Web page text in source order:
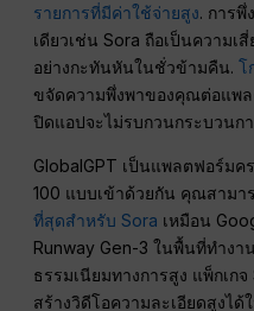
รายการที่มีค่าใช้จ่ายสูง. การพึ่
เดียวเช่น Sora ถือเป็นความเ
อย่างกะทันหันในชั่วข้ามคืน.โ
ขจัดความพึ่งพาของคุณต่อแพล
ปิดแอปจะไม่รบกวนกระบวนก
GlobalGPT เป็นแพลตฟอร์มค
100 แบบเข้าด้วยกัน คุณสาม
ที่สุดสำหรับ Sora เหมือน
Runway Gen-3 ในพื้นที่ทำงา
ธรรมเนียมทางการสูง แพ็กเก
สร้างวิดีโอความละเอียดสูงได้